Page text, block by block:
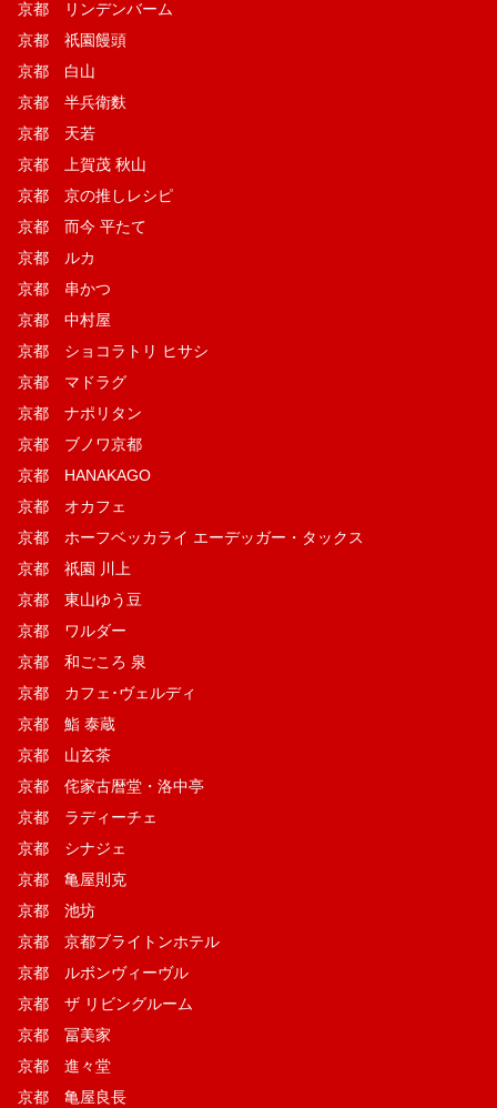
京都 リンデンバーム
京都 祇園饅頭
京都 白山
京都 半兵衛麩
京都 天若
京都 上賀茂 秋山
京都 京の推しレシピ
京都 而今 平たて
京都 ルカ
京都 串かつ
京都 中村屋
京都 ショコラトリ ヒサシ
京都 マドラグ
京都 ナポリタン
京都 ブノワ京都
京都 HANAKAGO
京都 オカフェ
京都 ホーフベッカライ エーデッガー・タックス
京都 祇園 川上
京都 東山ゆう豆
京都 ワルダー
京都 和ごころ 泉
京都 カフェ･ヴェルディ
京都 鮨 泰蔵
京都 山玄茶
京都 侘家古暦堂・洛中亭
京都 ラディーチェ
京都 シナジェ
京都 亀屋則克
京都 池坊
京都 京都ブライトンホテル
京都 ルボンヴィーヴル
京都 ザ リビングルーム
京都 冨美家
京都 進々堂
京都 亀屋良長